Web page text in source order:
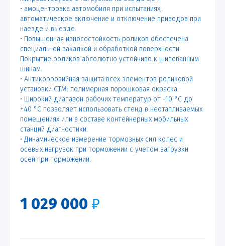
• амоцентровка автомобиля при испытаниях,
автоматическое включение и отключение приводов при
наезде и выезде.
• Повышенная износостойкость роликов обеспечена
специальной закалкой и обработкой поверхности.
Покрытие роликов абсолютно устойчиво к шипованным
шинам.
• Антикоррозийная защита всех элементов роликовой
установки СТМ: полимерная порошковая окраска.
• Широкий диапазон рабочих температур от -10 °С до
+40 °С позволяет использовать стенд в неотапливаемых
помещениях или в составе контейнерных мобильных
станций диагностики.
• Динамическое измерение тормозных сил колес и
осевых нагрузок при торможении с учетом загрузки
осей при торможении.
1 029 000 ₽